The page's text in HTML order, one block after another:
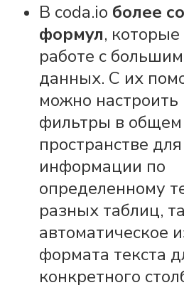
В coda.io более
формул,
работе с
данных. С их
можно настроить
фильтры в общем
пространстве
информации по
определенному
разных таблиц,
автоматическое
формата текста
конкретного